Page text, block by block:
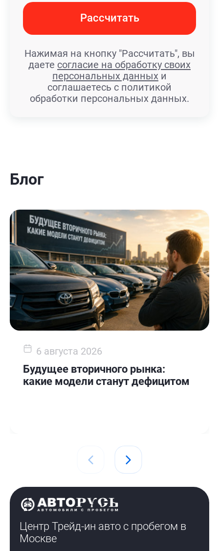
Рассчитать
Нажимая на кнопку "Рассчитать", вы
даете согласие на обработку своих
персональных данных и
соглашаетесь с политикой
обработки персональных данных.
Блог
6 августа 2026
Будущее вторичного рынка:
какие модели станут дефицитом
Центр Трейд-ин авто с пробегом в
Москве